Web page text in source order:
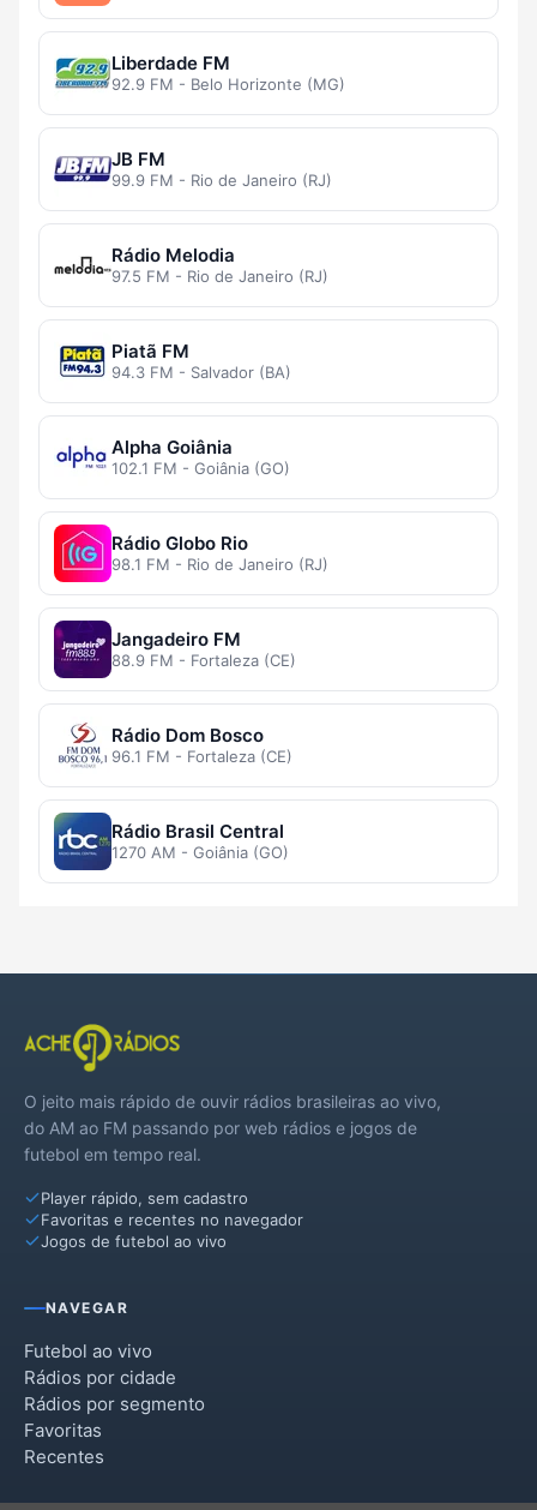
Liberdade FM
92.9 FM - Belo Horizonte (MG)
JB FM
99.9 FM - Rio de Janeiro (RJ)
Rádio Melodia
97.5 FM - Rio de Janeiro (RJ)
Piatã FM
94.3 FM - Salvador (BA)
Alpha Goiânia
102.1 FM - Goiânia (GO)
Rádio Globo Rio
98.1 FM - Rio de Janeiro (RJ)
Jangadeiro FM
88.9 FM - Fortaleza (CE)
Rádio Dom Bosco
96.1 FM - Fortaleza (CE)
Rádio Brasil Central
1270 AM - Goiânia (GO)
O jeito mais rápido de ouvir rádios brasileiras ao vivo,
do AM ao FM passando por web rádios e jogos de
futebol em tempo real.
Player rápido, sem cadastro
Favoritas e recentes no navegador
Jogos de futebol ao vivo
NAVEGAR
Futebol ao vivo
Rádios por cidade
Rádios por segmento
Favoritas
Recentes